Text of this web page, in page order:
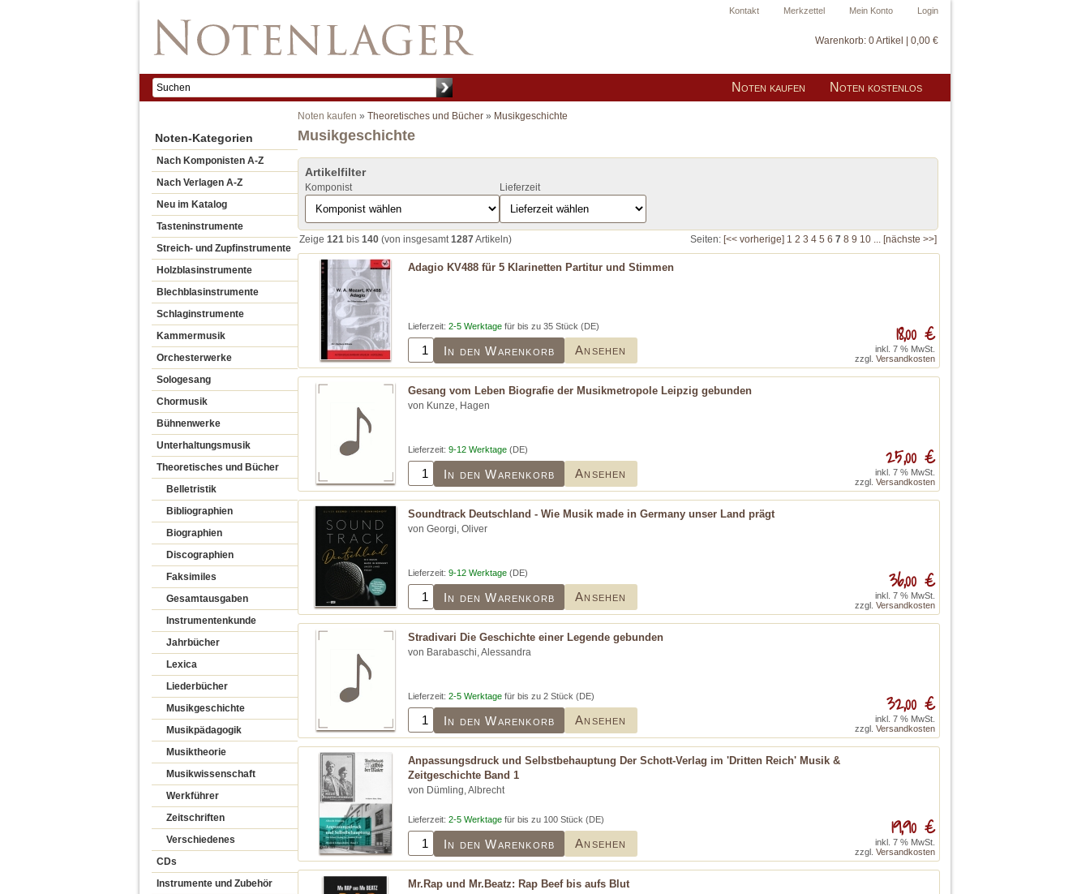
Login
Mein Konto
Merkzettel
Kontakt
Warenkorb: 0 Artikel | 0,00 €
Noten kaufen Noten kostenlos
Noten-Kategorien
Nach Komponisten A-Z
Nach Verlagen A-Z
Neu im Katalog
Tasteninstrumente
Streich- und Zupfinstrumente
Holzblasinstrumente
Blechblasinstrumente
Schlaginstrumente
Kammermusik
Orchesterwerke
Sologesang
Chormusik
Bühnenwerke
Unterhaltungsmusik
Theoretisches und Bücher
Belletristik
Bibliographien
Biographien
Discographien
Faksimiles
Gesamtausgaben
Instrumentenkunde
Jahrbücher
Lexica
Liederbücher
Musikgeschichte
Musikpädagogik
Musiktheorie
Musikwissenschaft
Werkführer
Zeitschriften
Verschiedenes
CDs
Instrumente und Zubehör
Noten kaufen » Theoretisches und Bücher » Musikgeschichte
Musikgeschichte
Artikelfilter
Komponist Lieferzeit
Zeige 121 bis 140 (von insgesamt1287Artikeln) Seiten: [<< vorherige] 1 2 3 4 5 6 7 8 9 10 ... [nächste >>]
Adagio KV488 für 5 Klarinetten Partitur und Stimmen
Lieferzeit: 2-5 Werktage für bis zu 35 Stück (DE)
In den Warenkorb Ansehen
18,00 €
inkl. 7 % MwSt.
zzgl. Versandkosten
Gesang vom Leben Biografie der Musikmetropole Leipzig gebunden
von Kunze, Hagen
Lieferzeit: 9-12 Werktage (DE)
In den Warenkorb Ansehen
25,00 €
inkl. 7 % MwSt.
zzgl. Versandkosten
Soundtrack Deutschland - Wie Musik made in Germany unser Land prägt
von Georgi, Oliver
Lieferzeit: 9-12 Werktage (DE)
In den Warenkorb Ansehen
36,00 €
inkl. 7 % MwSt.
zzgl. Versandkosten
Stradivari Die Geschichte einer Legende gebunden
von Barabaschi, Alessandra
Lieferzeit: 2-5 Werktage für bis zu 2 Stück (DE)
In den Warenkorb Ansehen
32,00 €
inkl. 7 % MwSt.
zzgl. Versandkosten
Anpassungsdruck und Selbstbehauptung Der Schott-Verlag im 'Dritten Reich' Musik &
Zeitgeschichte Band 1
von Dümling, Albrecht
Lieferzeit: 2-5 Werktage für bis zu 100 Stück (DE)
In den Warenkorb Ansehen
19,90 €
inkl. 7 % MwSt.
zzgl. Versandkosten
Mr.Rap und Mr.Beatz: Rap Beef bis aufs Blut